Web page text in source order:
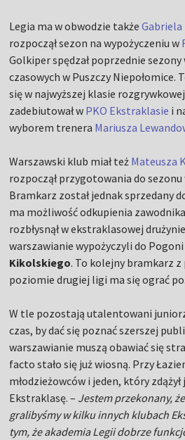
Legia ma w obwodzie także
rozpoczął sezon na wypożyczeniu w
Golkiper spędzał poprzednie
czasowych w Puszczy Niepołomice.
się w najwyższej klasie
zadebiutował w PKO Ekstraklasie i
wyborem trenera Mariusza
Warszawski klub miał też Mateusza
rozpoczął przygotowania do
Bramkarz został jednak sprzedany
ma możliwość odkupienia
rozbłysnął w ekstraklasowej
warszawianie wypożyczyli do Pogoni
Kikolskiego. To kolejny bramkarz
poziomie drugiej ligi ma się ograć
W tle pozostają utalentowani
czas, by dać się poznać szerszej
warszawianie muszą obawiać się
facto stało się już wiosną. Przy
młodzieżowców i jeden, który
Ekstraklasę. – Jestem przekonany,
gralibyśmy w kilku innych klubach
tym, że akademia Legii dobrze